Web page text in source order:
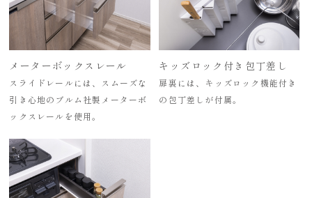
メーターボックスレール
スライドレールには、スムーズな
引き心地のブルム社製メーターボ
ックスレールを使用。
キッズロック付き包丁差し
扉裏には、キッズロック機能付き
の包丁差しが付属。